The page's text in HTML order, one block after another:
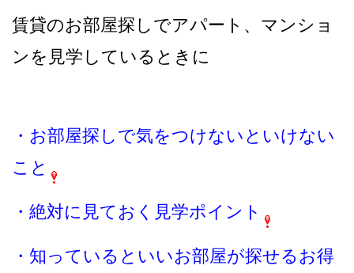
賃貸のお部屋探しでアパート、マンショ
ンを見学しているときに
・お部屋探しで気をつけないといけない
こと
・絶対に見ておく見学ポイント
・知っているといいお部屋が探せるお得